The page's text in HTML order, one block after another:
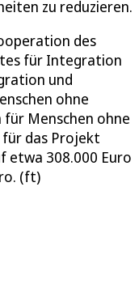
zu reduzieren.
des
für Integration
und
ohne
Menschen ohne
für das Projekt
etwa 308.000 Euro
(ft)